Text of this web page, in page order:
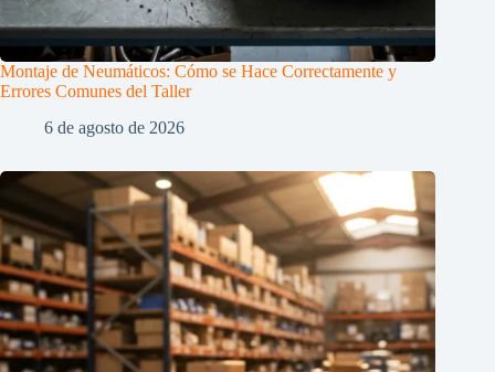
Montaje de Neumáticos: Cómo se Hace Correctamente y
Errores Comunes del Taller
6 de agosto de 2026